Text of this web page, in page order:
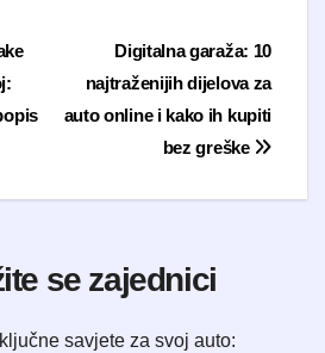
objavaDigitalna garaža: 10
najtraženijih dijelova za
auto online i kako ih kupiti
bez greške
se zajednici
savjete za svoj auto: